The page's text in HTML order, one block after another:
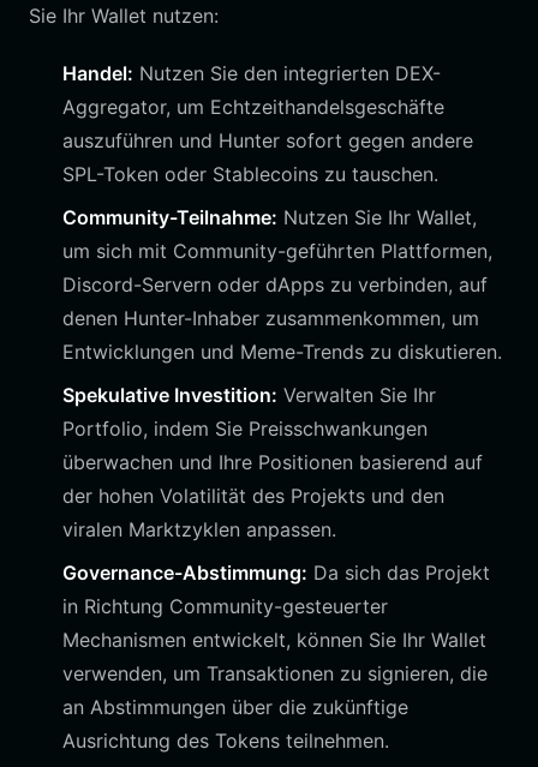
Sie Ihr Wallet nutzen:
Handel: Nutzen Sie den integrierten DEX-
Aggregator, um Echtzeithandelsgeschäfte
auszuführen und Hunter sofort gegen andere
SPL-Token oder Stablecoins zu tauschen.
Community-Teilnahme: Nutzen Sie Ihr Wallet,
um sich mit Community-geführten Plattformen,
Discord-Servern oder dApps zu verbinden, auf
denen Hunter-Inhaber zusammenkommen, um
Entwicklungen und Meme-Trends zu diskutieren.
Spekulative Investition: Verwalten Sie Ihr
Portfolio, indem Sie Preisschwankungen
überwachen und Ihre Positionen basierend auf
der hohen Volatilität des Projekts und den
viralen Marktzyklen anpassen.
Governance-Abstimmung: Da sich das Projekt
in Richtung Community-gesteuerter
Mechanismen entwickelt, können Sie Ihr Wallet
verwenden, um Transaktionen zu signieren, die
an Abstimmungen über die zukünftige
Ausrichtung des Tokens teilnehmen.